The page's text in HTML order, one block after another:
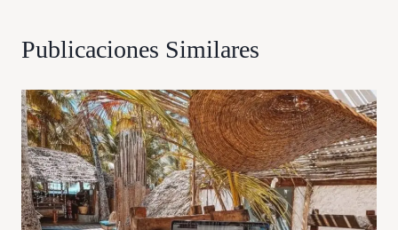
Publicaciones Similares